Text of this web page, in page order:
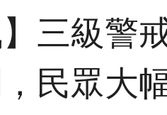
】三級警
民眾大